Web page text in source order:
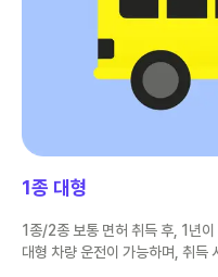
1종 대형
1종/2종 보통 면허 취득 후, 1년
대형 차량 운전이 가능하며, 취득